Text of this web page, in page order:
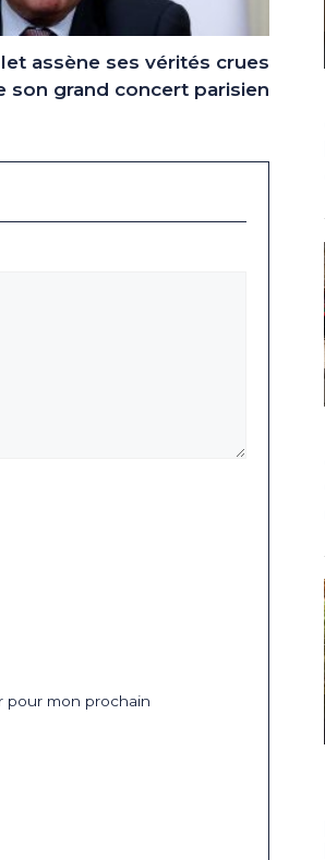
assène ses vérités crues
son grand concert parisien
pour mon prochain